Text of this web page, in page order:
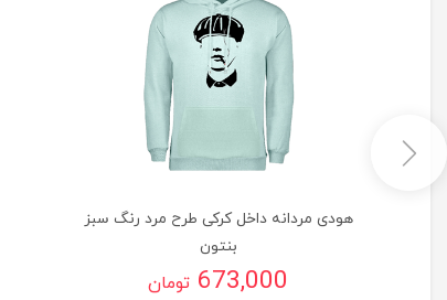
هودی مردانه داخل کرکی طرح مرد رنگ سبز
بنتون
673,000 تومان